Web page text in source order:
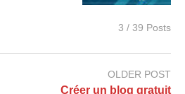
3 / 39 Posts
OLDER POST
Créer un blog gratuit